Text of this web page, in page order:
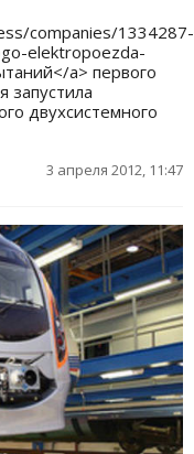
companies/1334287-
elektropoezda-
a> первого
запустила
двухсистемного
3 апреля 2012, 11:47